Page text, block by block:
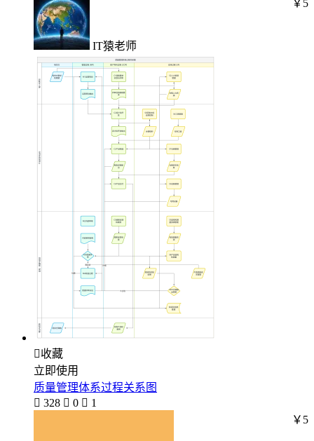
IT猿老师
￥5
收藏
立即使用
质量管理体系过程关系图
 328  0  1
￥5